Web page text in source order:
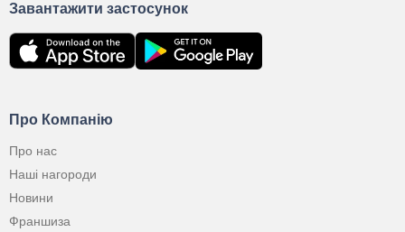
Про Компанію
Про нас
Наші нагороди
Новини
Франшиза
Завантажити застосунок